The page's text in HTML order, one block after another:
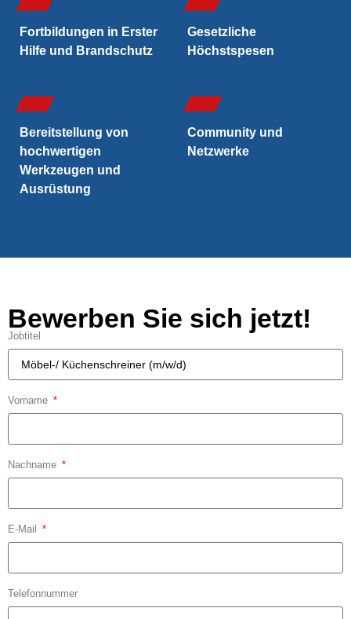
Fortbildungen in Erster
Hilfe und Brandschutz
Gesetzliche
Höchstspesen
Bereitstellung von
hochwertigen
Werkzeugen und
Ausrüstung
Community und
Netzwerke
Bewerben Sie sich jetzt!
Jobtitel
Vorname
Nachname
E-Mail
Telefonnummer